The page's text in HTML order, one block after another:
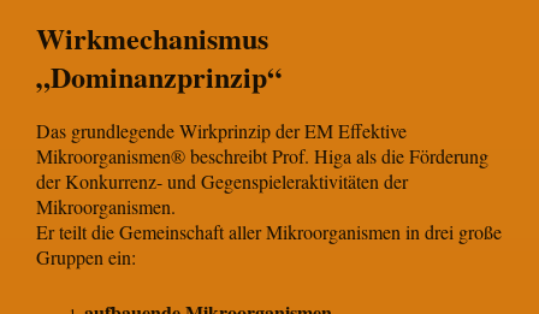
Wirkmechanismus
„Dominanzprinzip“
Das grundlegende Wirkprinzip der EM Effektive
Mikroorganismen® beschreibt Prof. Higa als die Förderung
der Konkurrenz- und Gegenspieleraktivitäten der
Mikroorganismen.
Er teilt die Gemeinschaft aller Mikroorganismen in drei große
Gruppen ein: